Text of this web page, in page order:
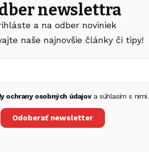
newslettra
a na odber noviniek
naše najnovšie články či tipy!
ochrany osobných údajova súhlasím s nimi.
Odoberať newsletter